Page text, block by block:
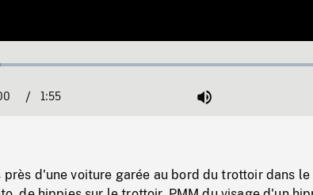
:
/ 1:55 Mute
d'une voiture garée au bord du trottoir dans le